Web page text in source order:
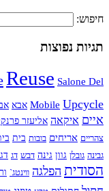
חיפוש:
תגיות נפוצות
Reuse Salone Del
Mobile Upcycle אבא
איים איקאה אליעזר פרנקל
צהריים אריחים בובות בית בית
גבינה גובלן גוון גינה דבש דג דגל
הסודית הפלגה ווינטג`